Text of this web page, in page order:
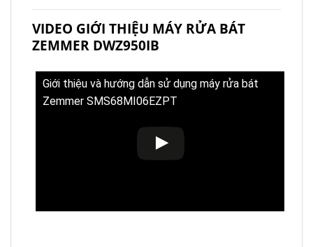
VIDEO GIỚI THIỆU MÁY RỬA BÁT
ZEMMER DWZ950IB
Giới thiệu và hướng dẫn sử dụng máy rửa bát
Zemmer SMS68MI06EZPT